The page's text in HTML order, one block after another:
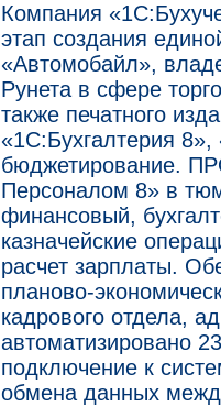
Компания
этап создания
«Автомобайл»,
Рунета в сфере
также печатного
«1С:Бухгалтерия
бюджетирование.
Персоналом 8» в
финансовый,
казначейские
расчет зарплаты.
планово-
кадрового отдела,
автоматизировано
подключение к
обмена данных